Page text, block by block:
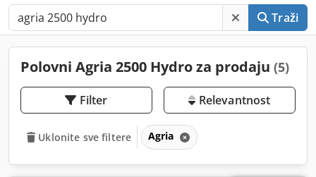
Traži
Polovni Agria 2500 Hydro za prodaju (5)
Filter Relevantnost
Uklonite sve filtere Agria